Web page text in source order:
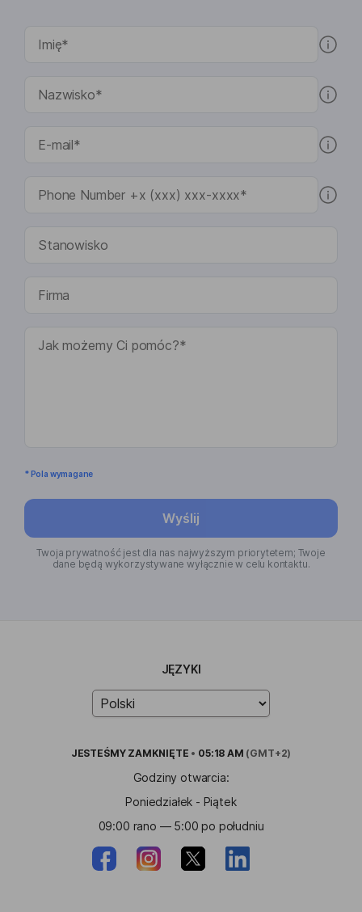
* Pola wymagane
Wyślij
Twoja prywatność jest dla nas najwyższym priorytetem; Twoje
dane będą wykorzystywane wyłącznie w celu kontaktu.
JĘZYKI
JESTEŚMY ZAMKNIĘTE • 05:18 AM (GMT+2)
Godziny otwarcia:
Poniedziałek - Piątek
09:00 rano — 5:00 po południu